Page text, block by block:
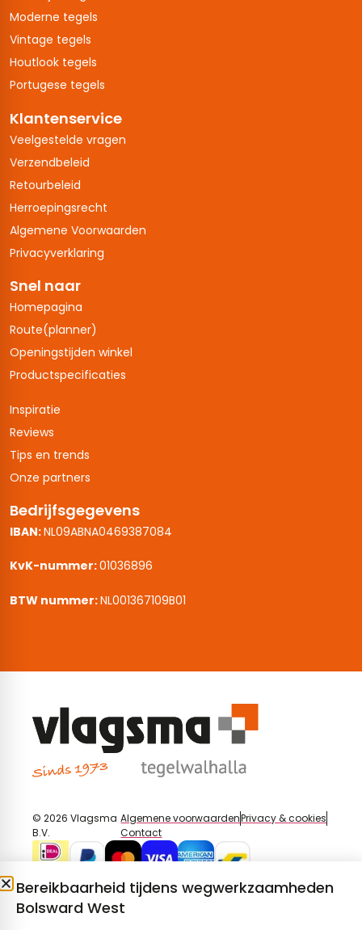
Moderne tegels
Vintage tegels
Houtlook tegels
Portugese tegels
Klantenservice
Veelgestelde vragen
Verzendbeleid
Retourbeleid
Herroepingsrecht
Algemene Voorwaarden
Privacyverklaring
Snel naar
Homepagina
Route(planner)
Openingstijden winkel
Productspecificaties
Inspiratie
Reviews
Tips en trends
Onze partners
Bedrijfsgegevens
IBAN:NL09ABNA0469387084
KvK-nummer:01036896
BTW nummer:NL001367109B01
© 2026 Vlagsma
B.V.
Algemene voorwaardenPrivacy & cookies
Contact
Bereikbaarheid tijdens wegwerkzaamheden
Bolsward West